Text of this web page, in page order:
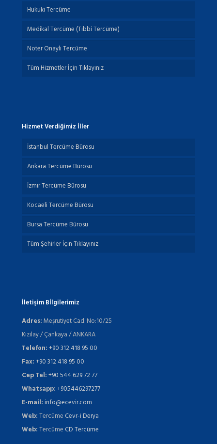
Hukuki Tercüme
Medikal Tercüme (Tıbbi Tercüme)
Noter Onaylı Tercüme
Tüm Hizmetler İçin Tıklayınız
Hizmet Verdiğimiz İller
İstanbul Tercüme Bürosu
Ankara Tercüme Bürosu
İzmir Tercüme Bürosu
Kocaeli Tercüme Bürosu
Bursa Tercüme Bürosu
Tüm Şehirler İçin Tıklayınız
İletişim Bİlgilerimiz
Adres:Meşrutiyet Cad. No:10/25
Kızılay / Çankaya / ANKARA
Telefon:+90 312 418 95 00
Fax:+90 312 418 95 00
Cep Tel:+90 544 629 72 77
Whatsapp:+905446297277
E-mail:info@ecevir.com
Web:Tercüme Cevr-i Derya
Web:Tercüme CD Tercüme